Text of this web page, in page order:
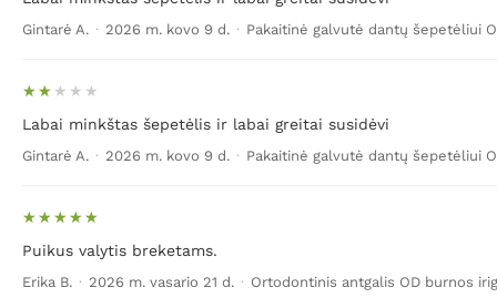
Tiems, kuriuos domina atsiliepimai apie prekes (burnos
Sužinokite kokie atsiliepimai apie šias, kol kas
Atsiliepimai apie Burnos irigatorius Waterpik Ultra WP-100
Atsiliepimai apie Burnos irigatoriaus SoWash Hydropulser
Atsiliepimai apie Visiomed Waterjet 2000 burnos
Gintarė A. · 2026 m. kovo 9 d. · Pakaitinė galvutė dantų šepetėliui
Labai minkštas šepetėlis ir labai greitai susidėvi
Gintarė A. · 2026 m. kovo 9 d. · Pakaitinė galvutė dantų šepetėliui
Puikus valytis breketams.
Erika B. · 2026 m. vasario 21 d. · Ortodontinis antgalis OD burnos